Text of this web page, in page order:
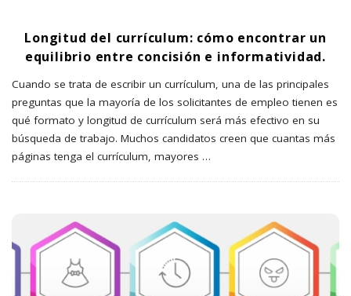
Longitud del currículum: cómo encontrar un
equilibrio entre concisión e informatividad.
Cuando se trata de escribir un currículum, una de las principales
preguntas que la mayoría de los solicitantes de empleo tienen es
qué formato y longitud de currículum será más efectivo en su
búsqueda de trabajo. Muchos candidatos creen que cuantas más
páginas tenga el currículum, mayores …